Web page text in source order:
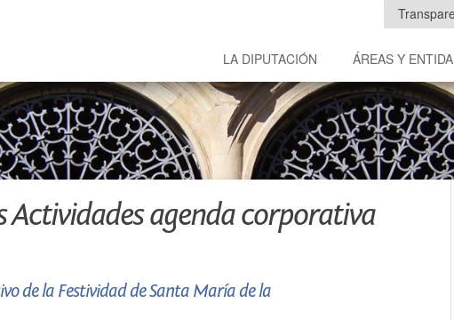
LA DIPUTACIÓN ÁREAS Y
Actividades agenda corporativa
de la Festividad de Santa María de la